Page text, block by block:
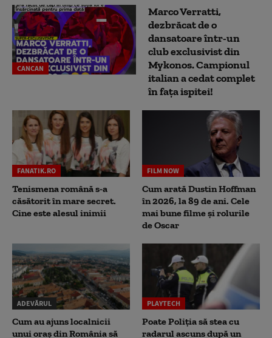
CANCAN
Marco Verratti,
dezbrăcat de o
dansatoare într-un
club exclusivist din
Mykonos. Campionul
italian a cedat complet
în fața ispitei!
FANATIK.RO
Tenismena română s-a
căsătorit în mare secret.
Cine este alesul inimii
FILM NOW
Cum arată Dustin Hoffman
în 2026, la 89 de ani. Cele
mai bune filme și rolurile
de Oscar
ADEVĂRUL
Cum au ajuns localnicii
unui oraș din România să
PLAYTECH
Poate Poliția să stea cu
radarul ascuns după un